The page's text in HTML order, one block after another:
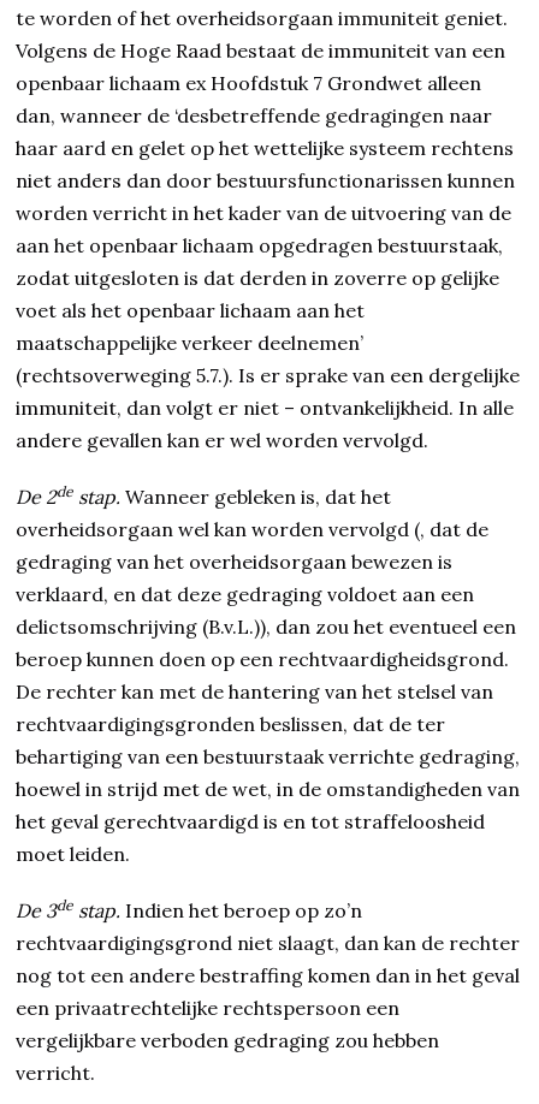
te worden of het overheidsorgaan immuniteit geniet.
Volgens de Hoge Raad bestaat de immuniteit van een
openbaar lichaam ex Hoofdstuk 7 Grondwet alleen
dan, wanneer de ‘desbetreffende gedragingen naar
haar aard en gelet op het wettelijke systeem rechtens
niet anders dan door bestuursfunctionarissen kunnen
worden verricht in het kader van de uitvoering van de
aan het openbaar lichaam opgedragen bestuurstaak,
zodat uitgesloten is dat derden in zoverre op gelijke
voet als het openbaar lichaam aan het
maatschappelijke verkeer deelnemen’
(rechtsoverweging 5.7.). Is er sprake van een dergelijke
immuniteit, dan volgt er niet – ontvankelijkheid. In alle
andere gevallen kan er wel worden vervolgd.
De 2de stap.Wanneer gebleken is, dat het
overheidsorgaan wel kan worden vervolgd (, dat de
gedraging van het overheidsorgaan bewezen is
verklaard, en dat deze gedraging voldoet aan een
delictsomschrijving (B.v.L.)), dan zou het eventueel een
beroep kunnen doen op een rechtvaardigheidsgrond.
De rechter kan met de hantering van het stelsel van
rechtvaardigingsgronden beslissen, dat de ter
behartiging van een bestuurstaak verrichte gedraging,
hoewel in strijd met de wet, in de omstandigheden van
het geval gerechtvaardigd is en tot straffeloosheid
moet leiden.
De 3de stap. Indien het beroep op zo’n
rechtvaardigingsgrond niet slaagt, dan kan de rechter
nog tot een andere bestraffing komen dan in het geval
een privaatrechtelijke rechtspersoon een
vergelijkbare verboden gedraging zou hebben
verricht.